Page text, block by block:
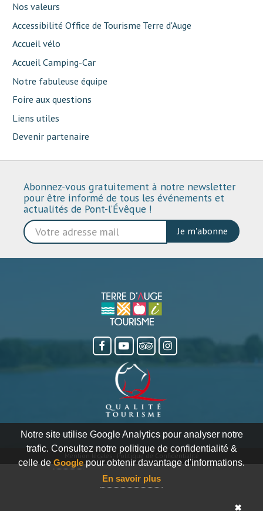
Notre site utilise Google Analytics pour analyser notre
trafic. Consultez notre politique de confidentialité &
celle de Google pour obtenir davantage d'informations.
En savoir plus
✖
Nos valeurs
Accessibilité Office de Tourisme Terre d'Auge
Accueil vélo
Accueil Camping-Car
Notre fabuleuse équipe
Foire aux questions
Liens utiles
Devenir partenaire
Abonnez-vous gratuitement à notre newsletter
pour être informé de tous les événements et
actualités de Pont-l’Évêque !
Je m'abonne
Politique de Confidentialité